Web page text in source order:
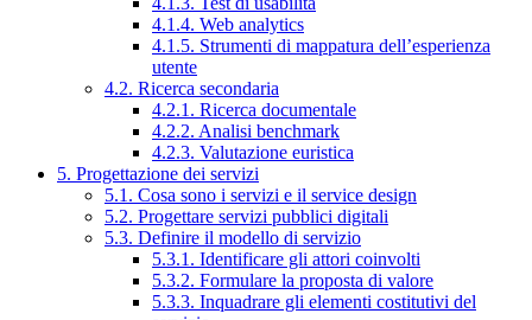
4.1.4. Web analytics
4.1.5. Strumenti di mappatura dell’esperienza
utente
4.2. Ricerca secondaria
4.2.1. Ricerca documentale
4.2.2. Analisi benchmark
4.2.3. Valutazione euristica
5. Progettazione dei servizi
5.1. Cosa sono i servizi e il service design
5.2. Progettare servizi pubblici digitali
5.3. Definire il modello di servizio
5.3.1. Identificare gli attori coinvolti
5.3.2. Formulare la proposta di valore
5.3.3. Inquadrare gli elementi costitutivi del